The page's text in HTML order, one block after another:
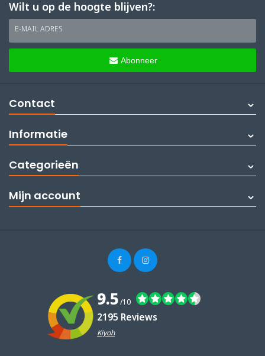
Wilt u op de hoogte blijven?:
E-MAIL ADRES
Abonneer
Contact
Informatie
Categorieën
Mijn account
9.5/10
2195 Reviews
Kiyoh